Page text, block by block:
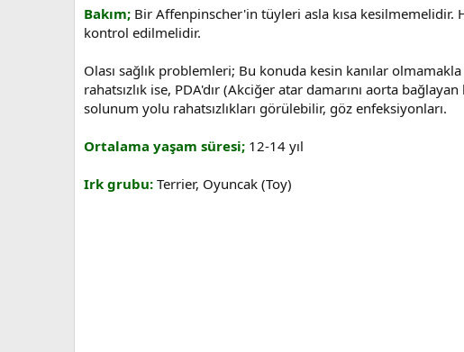
Bakım; Bir Affenpinscher'in tüyleri asla kısa
kontrol edilmelidir.
Olası sağlık problemleri; Bu konuda kesin kanılar
rahatsızlık ise, PDA'dır (Akciğer atar damarını aorta
solunum yolu rahatsızlıkları görülebilir, göz enfeksiyonları.
Ortalama yaşam süresi; 12-14 yıl
Irk grubu: Terrier, Oyuncak (Toy)